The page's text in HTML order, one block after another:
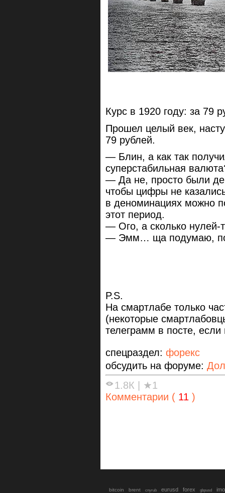
Курс в 1920 году: за 79
Прошел целый век,
79 рублей.
— Блин, а как так
суперстабильная
— Да не, просто были
чтобы цифры не
в деноминациях можно
этот период.
— Ого, а сколько нулей-
— Эмм… ща подумаю,
P.S.
На смартлабе только
(некоторые
телеграмм в посте, если
спецраздел: форекс
обсудить на форуме:
1.8К
★1
Комментарии ( 11 )
bitcoin brent cnyrub eurusd forex gbpusd